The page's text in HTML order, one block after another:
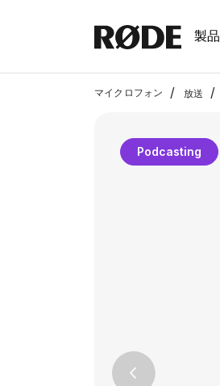
製品
マイクロフォン / 放送 /
Previous
Podcasting